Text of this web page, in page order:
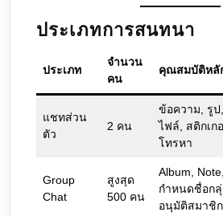
ประเภทการสนทนา
ประเภท
จำนวน
คน
คุณสมบัติหลั
แชทส่วน
ตัว
2 คน
ข้อความ, รูป,
ไฟล์, สติกเก
โทรหา
Group
Chat
สูงสุด
500 คน
Album, Note,
กำหนดชื่อก
อนุมัติสมาชิก